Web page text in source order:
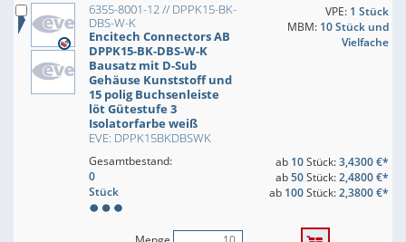
6355-8001-12 // DPPK15-BK-
DBS-W-K
Encitech Connectors AB
DPPK15-BK-DBS-W-K
Bausatz mit D-Sub
Gehäuse Kunststoff und
15 polig Buchsenleiste
löt Gütestufe 3
Isolatorfarbe weiß
EVE: DPPK15BKDBSWK
VPE: 1 Stück
MBM: 10 Stück und
Vielfache
Gesamtbestand:
0
Stück
ab 10Stück:3,4300 €*
ab50Stück:2,4800 €*
ab 100Stück:2,3800 €*